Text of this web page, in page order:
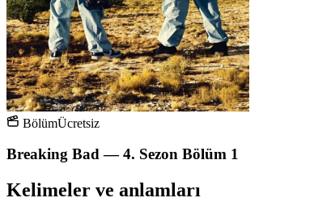
BölümÜcretsiz
Breaking Bad — 4. Sezon Bölüm 1
Kelimeler ve anlamları